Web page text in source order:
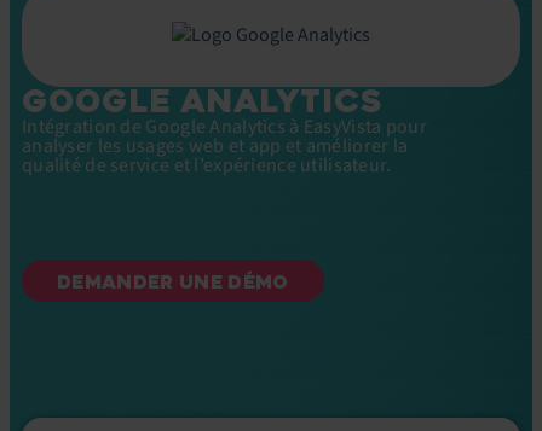
GOOGLE ANALYTICS
Intégration de Google Analytics à EasyVista pour
analyser les usages web et app et améliorer la
qualité de service et l’expérience utilisateur.
DEMANDER UNE DÉMO